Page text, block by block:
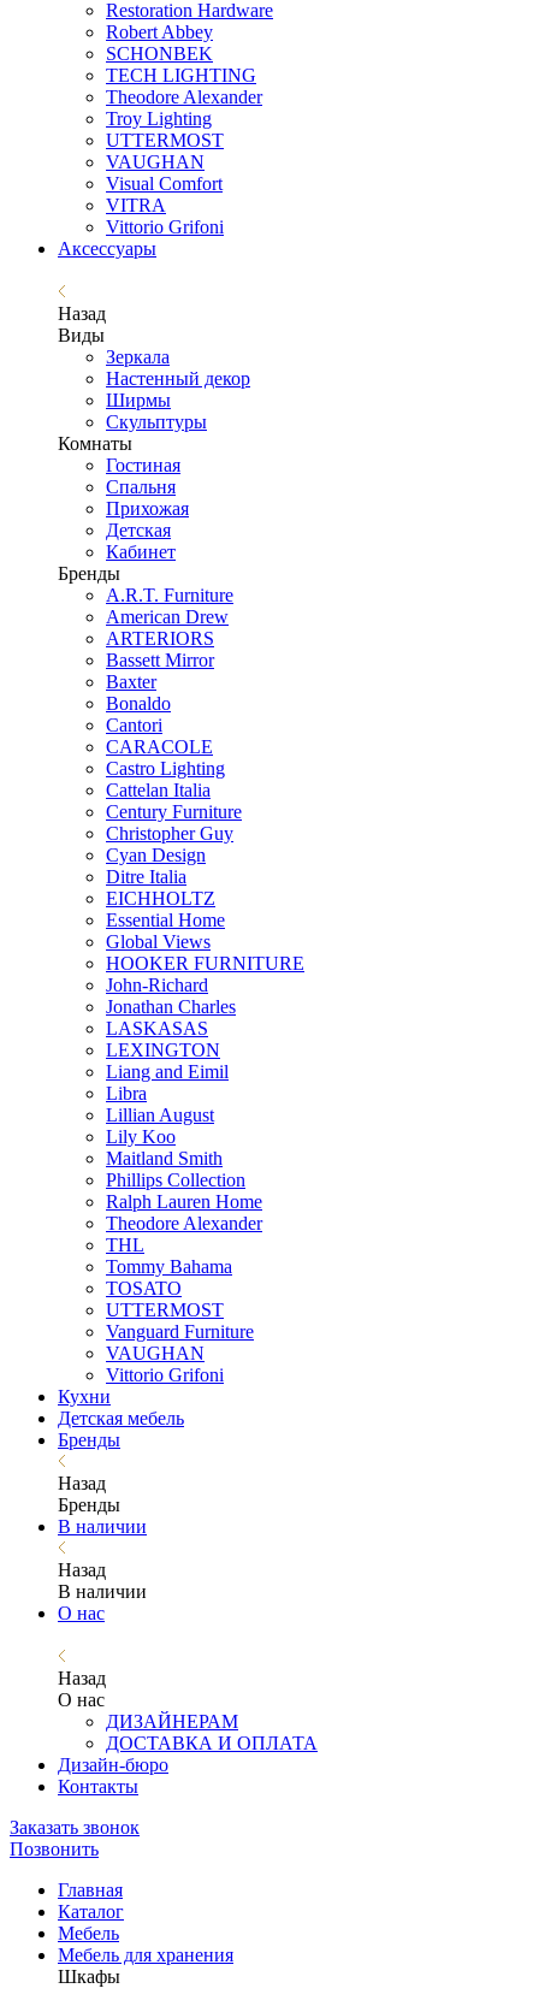
Restoration Hardware
Robert Abbey
SCHONBEK
TECH LIGHTING
Theodore Alexander
Troy Lighting
UTTERMOST
VAUGHAN
Visual Comfort
VITRA
Vittorio Grifoni
Аксессуары
Назад
Виды
Зеркала
Настенный декор
Ширмы
Скульптуры
Комнаты
Гостиная
Спальня
Прихожая
Детская
Кабинет
Бренды
A.R.T. Furniture
American Drew
ARTERIORS
Bassett Mirror
Baxter
Bonaldo
Cantori
CARACOLE
Castro Lighting
Cattelan Italia
Century Furniture
Christopher Guy
Cyan Design
Ditre Italia
EICHHOLTZ
Essential Home
Global Views
HOOKER FURNITURE
John-Richard
Jonathan Charles
LASKASAS
LEXINGTON
Liang and Eimil
Libra
Lillian August
Lily Koo
Maitland Smith
Phillips Collection
Ralph Lauren Home
Theodore Alexander
THL
Tommy Bahama
TOSATO
UTTERMOST
Vanguard Furniture
VAUGHAN
Vittorio Grifoni
Кухни
Детская мебель
Бренды
Назад
Бренды
В наличии
Назад
В наличии
О нас
Назад
О нас
ДИЗАЙНЕРАМ
ДОСТАВКА И ОПЛАТА
Дизайн-бюро
Контакты
Заказать звонок
Позвонить
Главная
Каталог
Мебель
Мебель для хранения
Шкафы